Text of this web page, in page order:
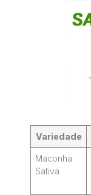
Variedade
Maconha
Sativa